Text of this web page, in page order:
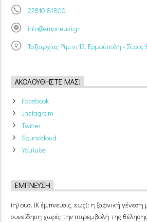
22810 81800
info@empneusi.gr
Ταξιαρχίας Ρίμινι 13, Ερμούπολη - Σύρος
ΑΚΟΛΟΥΘΉΣΤΕ ΜΑΣ!
Facebook
Instagram
Twitter
Soundcloud
YouTube
ΈΜΠΝΕΥΣΗ
(η) ουσ. (Κ έμπνευσις, εως): η ξαφνική γένεση
συνείδηση χωρίς την παρεμβολή της